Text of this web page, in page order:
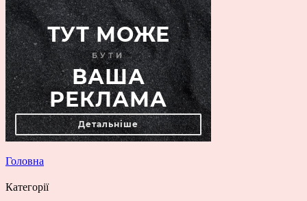
Головна
Категорії